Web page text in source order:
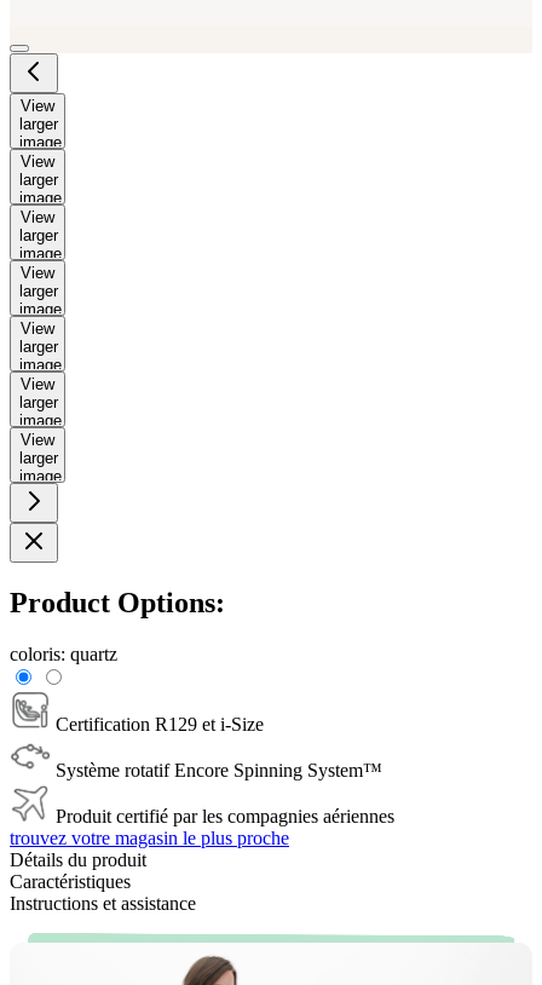
View
larger
image
View
larger
image
View
larger
image
View
larger
image
View
larger
image
View
larger
image
View
larger
image
Product Options:
coloris: quartz
Certification R129 et i-Size
Système rotatif Encore Spinning System™
Produit certifié par les compagnies aériennes
trouvez votre magasin le plus proche
Détails du produit
Caractéristiques
Instructions et assistance